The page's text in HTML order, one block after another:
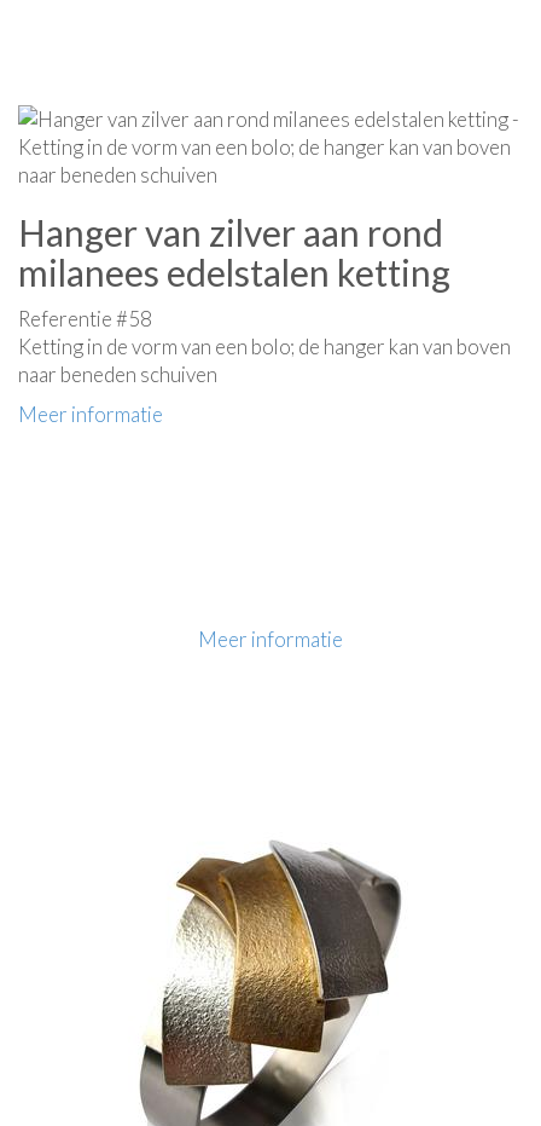
Hanger van zilver aan rond
milanees edelstalen ketting
Referentie #58
Ketting in de vorm van een bolo; de hanger kan van boven
naar beneden schuiven
Meer informatie
Meer informatie